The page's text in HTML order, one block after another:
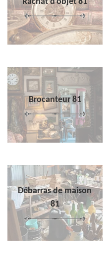
Brocanteur 81
Débarras de maison
81